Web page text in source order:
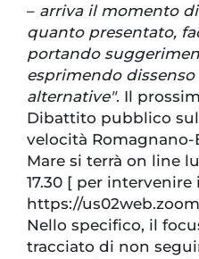
– arriva il momento
quanto presentato,
portando
esprimendo
alternative". Il
Dibattito pubblico sul
velocità
Mare si terrà on line
17.30 [ per
https://
Nello specifico, il
tracciato di non